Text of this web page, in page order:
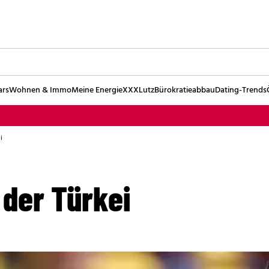
Wohnen & ImmoMeine EnergieXXXLutzBürokratieabbauDating-Trends
Türkei